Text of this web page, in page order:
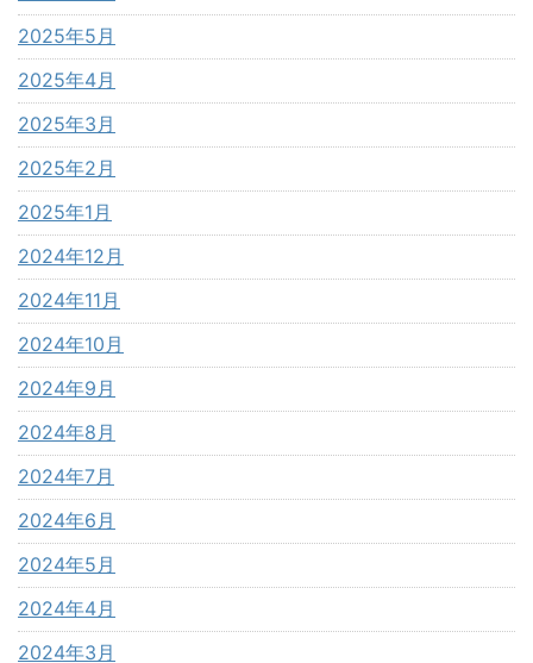
2025年5月
2025年4月
2025年3月
2025年2月
2025年1月
2024年12月
2024年11月
2024年10月
2024年9月
2024年8月
2024年7月
2024年6月
2024年5月
2024年4月
2024年3月